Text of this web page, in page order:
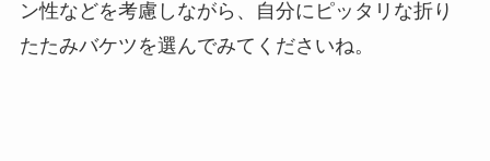
ン性などを考慮しながら、自分にピッタリな折り
たたみバケツを選んでみてくださいね。